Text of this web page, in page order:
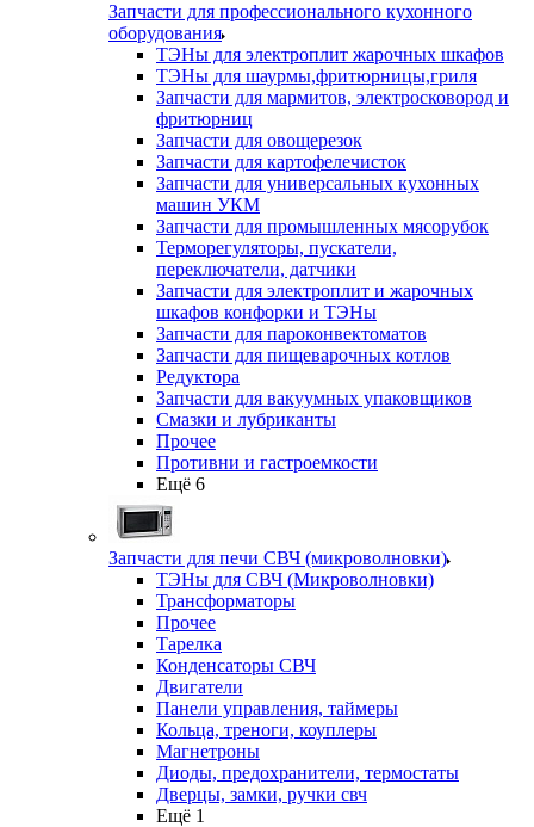
Запчасти для профессионального кухонного
оборудования
ТЭНы для электроплит жарочных шкафов
ТЭНы для шаурмы,фритюрницы,гриля
Запчасти для мармитов, электросковород и
фритюрниц
Запчасти для овощерезок
Запчасти для картофелечисток
Запчасти для универсальных кухонных
машин УКМ
Запчасти для промышленных мясорубок
Терморегуляторы, пускатели,
переключатели, датчики
Запчасти для электроплит и жарочных
шкафов конфорки и ТЭНы
Запчасти для пароконвектоматов
Запчасти для пищеварочных котлов
Редуктора
Запчасти для вакуумных упаковщиков
Смазки и лубриканты
Прочее
Противни и гастроемкости
Ещё 6
Запчасти для печи СВЧ (микроволновки)
ТЭНы для СВЧ (Микроволновки)
Трансформаторы
Прочее
Тарелка
Конденсаторы СВЧ
Двигатели
Панели управления, таймеры
Кольца, треноги, коуплеры
Магнетроны
Диоды, предохранители, термостаты
Дверцы, замки, ручки свч
Ещё 1